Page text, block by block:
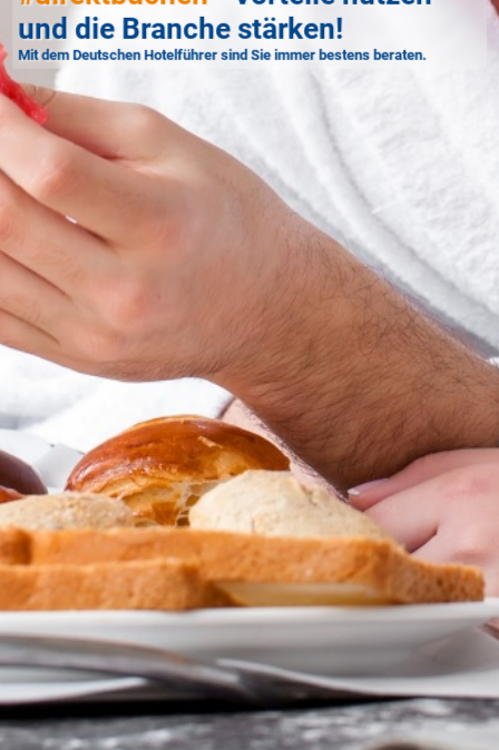
und die Branche stärken!
Mit dem Deutschen Hotelführer sind Sie immer bestens beraten.